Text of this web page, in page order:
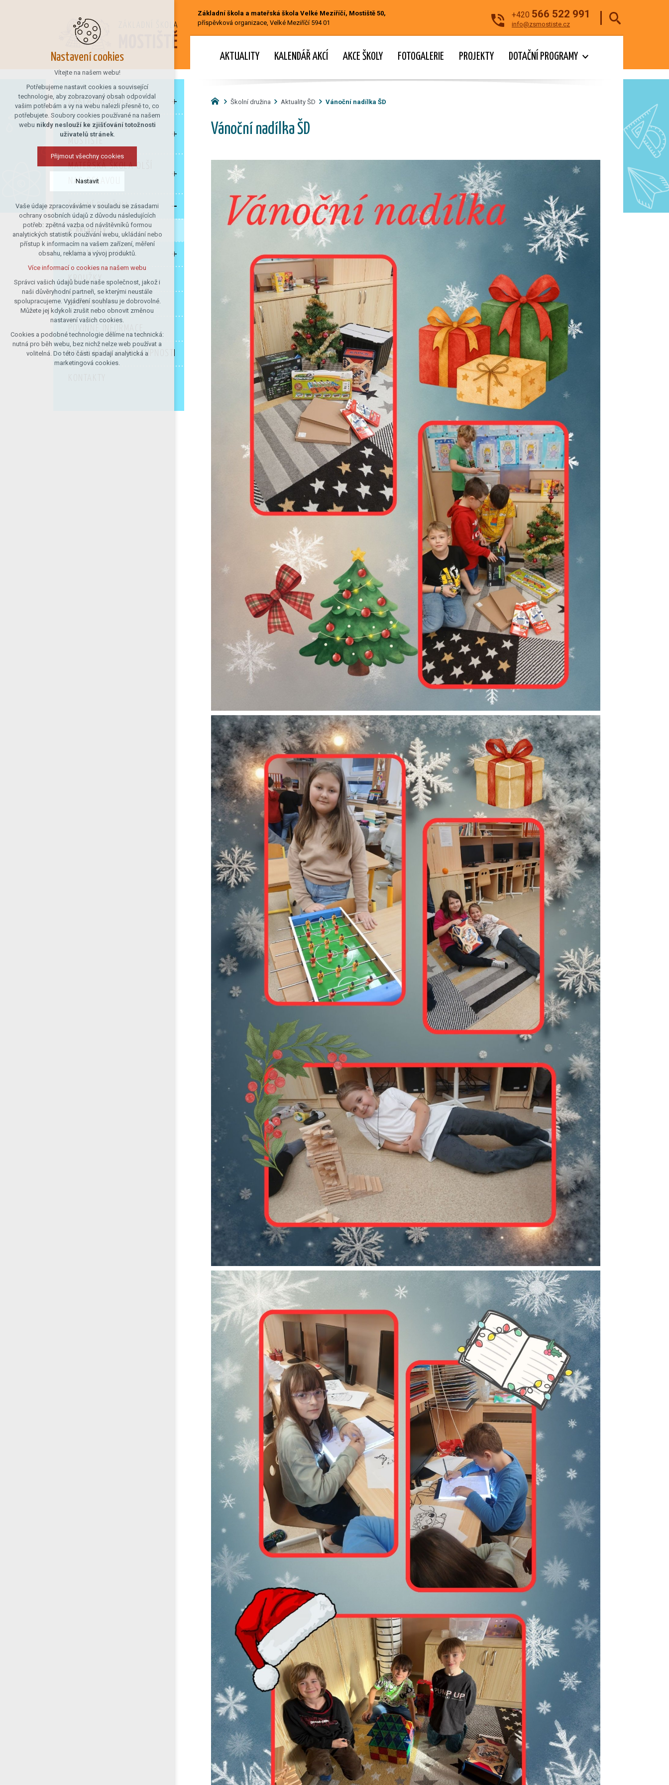
+420 566 522 991
info@zsmostiste.cz
Základní škola a mateřská škola Velké Meziříčí, Mostiště 50,
příspěvková organizace, Velké Meziříčí 594 01
AKTUALITY KALENDÁŘ AKCÍ AKCE ŠKOLY FOTOGALERIE PROJEKTY DOTAČNÍ PROGRAMY
ZÁKLADNÍ ŠKOLA
MATEŘSKÁ ŠKOLA
MATEŘSKÁ ŠKOLA OLŠÍ
NAD OSLAVOU
ŠKOLNÍ DRUŽINA
Aktuality
ŠKOLNÍ JÍDELNA
KROUŽKY
FORMULÁŘE
PROHLÁŠENÍ O PŘÍSTUPNOSTI
Školní družina Aktuality ŠD Vánoční nadílka ŠD
Vánoční nadílka ŠD
Nastavení cookies
Vítejte na našem webu!
Potřebujeme nastavit cookies a související
technologie, aby zobrazovaný obsah odpovídal
vašim potřebám a vy na webu nalezli přesně to, co
potřebujete. Soubory cookies používané na našem
webu nikdy neslouží ke zjišťování totožnosti
uživatelů stránek.
Přijmout všechny cookies
Nastavit
Technická cookies
nutná pro provozování webu
udržení kontextu stránek (session):
případná přihlášení, volby jazyka, apod.
Volitelná cookies
analytická pro anonymizované
vyhodnocení návštěvnosti
marketingová cookies (Google)
Více informací o cookies na našem webu
Přijmout všechny cookies
Odmítnout vše
Vaše údaje zpracováváme v souladu se zásadami
ochrany osobních údajů z důvodu následujících
potřeb: zpětná vazba od návštěvníků formou
analytických statistik používání webu, ukládání nebo
přístup k informacím na vašem zařízení, měření
obsahu, reklama a vývoj produktů.
Více informací o cookies na našem webu
Správci vašich údajů bude naše společnost, jakož i
naši důvěryhodní partneři, se kterými neustále
spolupracujeme. Vyjádření souhlasu je dobrovolné.
Můžete jej kdykoli zrušit nebo obnovit změnou
nastavení vašich cookies.
Cookies a podobné technologie dělíme na technická:
nutná pro běh webu, bez nichž nelze web používat a
volitelná. Do této části spadají analytická a
marketingová cookies.